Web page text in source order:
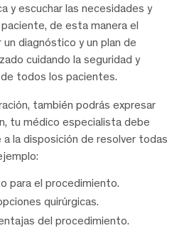
y escuchar las necesidades y
de esta manera el
diagnóstico y un plan de
cuidando la seguridad y
todos los pacientes.
también podrás expresar
tu médico especialista debe
la disposición de resolver todas
para el procedimiento.
quirúrgicas.
del procedimiento.